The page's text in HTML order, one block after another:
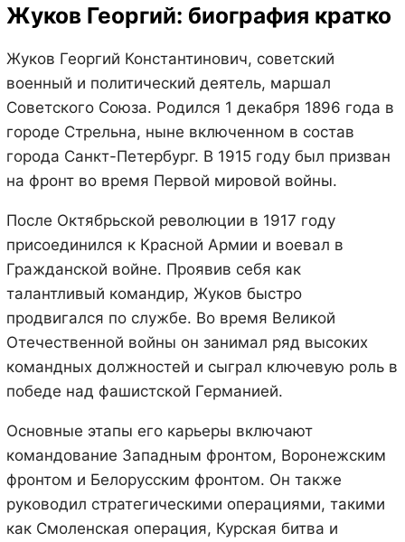
Жуков Георгий: биография кратко
Жуков Георгий Константинович, советский
военный и политический деятель, маршал
Советского Союза. Родился 1 декабря 1896 года в
городе Стрельна, ныне включенном в состав
города Санкт-Петербург. В 1915 году был призван
на фронт во время Первой мировой войны.
После Октябрьской революции в 1917 году
присоединился к Красной Армии и воевал в
Гражданской войне. Проявив себя как
талантливый командир, Жуков быстро
продвигался по службе. Во время Великой
Отечественной войны он занимал ряд высоких
командных должностей и сыграл ключевую роль в
победе над фашистской Германией.
Основные этапы его карьеры включают
командование Западным фронтом, Воронежским
фронтом и Белорусским фронтом. Он также
руководил стратегическими операциями, такими
как Смоленская операция, Курская битва и